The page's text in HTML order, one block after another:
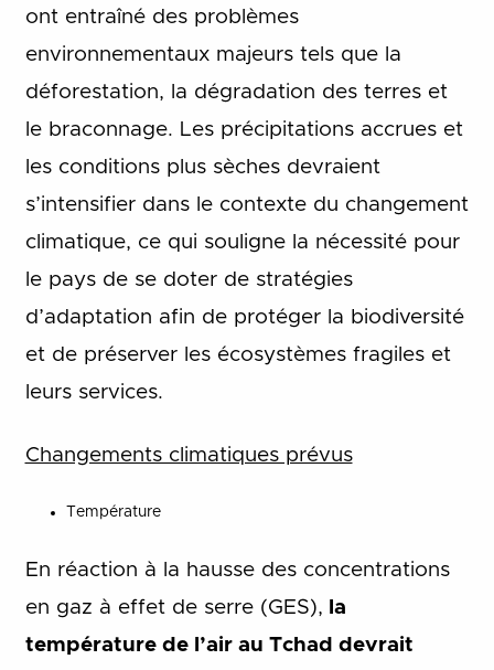
ont entraîné des problèmes
environnementaux majeurs tels que la
déforestation, la dégradation des terres et
le braconnage. Les précipitations accrues et
les conditions plus sèches devraient
s’intensifier dans le contexte du changement
climatique, ce qui souligne la nécessité pour
le pays de se doter de stratégies
d’adaptation afin de protéger la biodiversité
et de préserver les écosystèmes fragiles et
leurs services.
Changements climatiques prévus
Température
En réaction à la hausse des concentrations
en gaz à effet de serre (GES), la
température de l’air au Tchad devrait